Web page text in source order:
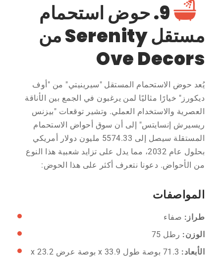
9. حوض استحمام
مستقل Serenity من
Ove Decors
يُعد حوض الاستحمام المستقل "سيرينيتي" من "أوف
ديكورز" خيارًا مثاليًا لمن يرغبون في الجمع بين الأناقة
العصرية والاستخدام العملي. وتشير توقعات "بيزنس
ريسيرش إنسايتس" إلى أن سوق أحواض الاستحمام
المستقلة سيصل إلى 5574.33 مليون دولار أمريكي
بحلول عام 2032، مما يدل على تزايد شعبية هذا النوع
من الأحواض. دعونا نتعرف أكثر على هذا الحوض:
المواصفات
طراز: صفاء
الوزن: رطل 75
الأبعاد:
71.3 بوصة طول x 33.9 بوصة عرض x 23.2